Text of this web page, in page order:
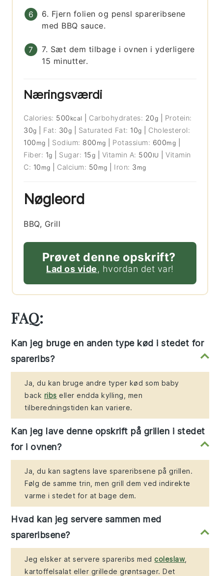
6. Fjern folien og pensl spareribsene
med BBQ sauce.
7. Sæt dem tilbage i ovnen i yderligere
15 minutter.
Næringsværdi
Calories: 500 kcal Carbohydrates: 20g
Protein:
30g Fat: 30g Saturated Fat: 10g
Cholesterol:
100 mg Sodium: 800 mg Potassium: 600mg
Fiber: 1g Sugar: 15g Vitamin A: 500 IU |Vitamin
C: 10 mg Calcium: 50 mg Iron: 3 mg
Nøgleord
BBQ, Grill
Prøvet denne opskrift?
Lad os vide, hvordan det var!
FAQ:
Kan jeg bruge en anden type kød i stedet for
spareribs?
Ja, du kan bruge andre typer kød som baby
back ribs eller endda kylling, men
tilberedningstiden kan variere.
Kan jeg lave denne opskrift på grillen i stedet
for i ovnen?
Ja, du kan sagtens lave spareribsene på grillen.
Følg de samme trin, men grill dem ved indirekte
varme i stedet for at bage dem.
Hvad kan jeg servere sammen med
spareribsene?
Jeg elsker at servere spareribs medcoleslaw,
kartoffelsalat eller grillede grøntsager. Det